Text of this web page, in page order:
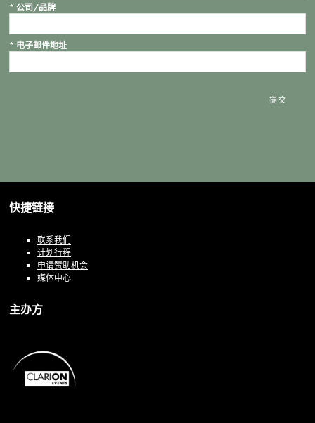
* 公司/品牌
* 电子邮件地址
提交
快捷链接
联系我们
计划行程
申请赞助机会
媒体中心
主办方